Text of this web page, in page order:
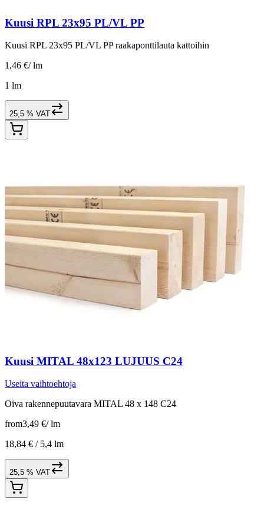
Kuusi RPL 23x95 PL/VL PP
Kuusi RPL 23x95 PL/VL PP raakaponttilauta kattoihin
1,46 €/ lm
1 lm
25,5 % VAT
Kuusi MITAL 48x123 LUJUUS C24
Useita vaihtoehtoja
Oiva rakennepuutavara MITAL 48 x 148 C24
from3,49 €/ lm
18,84 € / 5,4 lm
25,5 % VAT